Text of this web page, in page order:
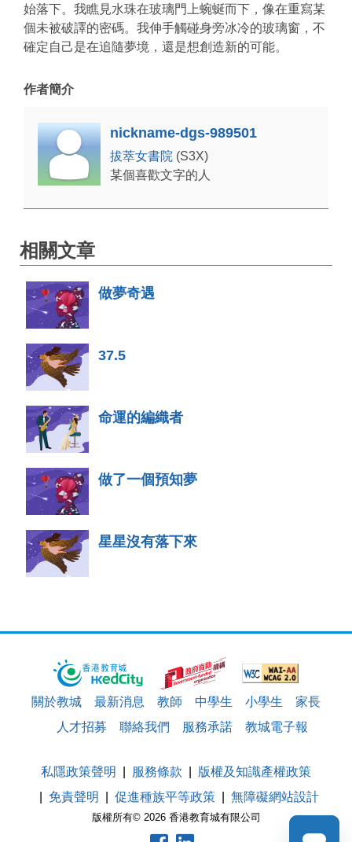
始落下。我瞧見水珠在玻璃門上蜿蜒而下，像在重寫某
個未被破譯的密碼。我伸手觸碰身旁冰冷的玻璃窗，不
確定自己是在追隨夢境，還是想創造新的可能。
作者簡介
nickname-dgs-989501
拔萃女書院 (S3X)
某個喜歡文字的人
相關文章
做夢奇遇
37.5
命運的編織者
做了一個預知夢
星星沒有落下來
關於教城 最新消息 教師 中學生 小學生
家長
人才招募
聯絡我們 服務承諾 教城電子報
版權所有© 2026 香港教育城有限公司
私隱政策聲明 服務條款
版權及知識產權政策
免責聲明
促進種族平等政策 無障礙網站設計